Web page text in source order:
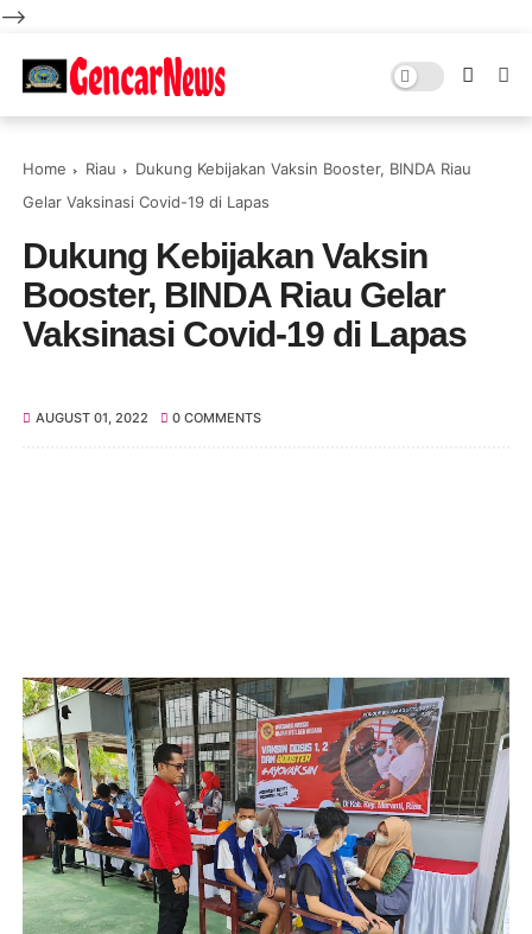
-->
Home Riau
Dukung Kebijakan Vaksin Booster, BINDA Riau
Gelar Vaksinasi Covid-19 di Lapas
Dukung Kebijakan Vaksin
Booster, BINDA Riau Gelar
Vaksinasi Covid-19 di Lapas
AUGUST 01, 2022 0 COMMENTS